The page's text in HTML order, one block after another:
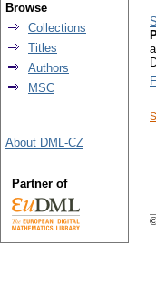
Browse
Collections
Titles
Authors
MSC
About DML-CZ
Partner of